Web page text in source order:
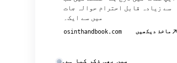
سے زیادہ قابل احترام حوالہ جات
میں سے ایک۔
osinthandbook.com ماخذ دیکھیں
میں بھی ذکر کیا ہے۔